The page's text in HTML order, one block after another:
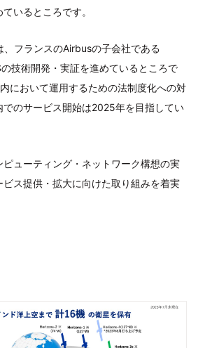
いるところです。
、フランスのAirbusの子会社である
技術開発・実証を進めているところで
において運用するための法制度化への対
でのサービス開始は2025年を目指してい
ピューティング・ネットワーク構想の実
ス提供・拡大に向けた取り組みを着実